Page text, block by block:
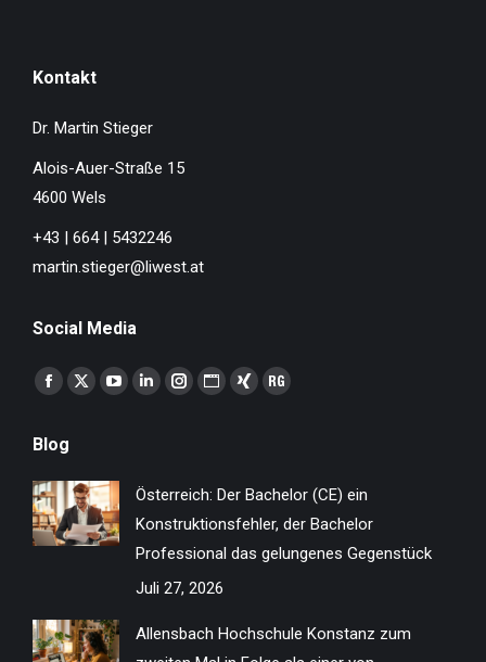
Kontakt
Dr. Martin Stieger
Alois-Auer-Straße 15
4600 Wels
+43 | 664 | 5432246
martin.stieger@liwest.at
Social Media
Finden Sie uns auf:
Facebook
opens
in
new
window
X
in
new
window
YouTube
in
new
window
Linkedin
new
window
Instagram
new
window
Website
new
window
XING
new
window
ResearchGate
new
window
Blog
Österreich: Der Bachelor (CE) ein
Konstruktionsfehler, der Bachelor
Professional das gelungenes Gegenstück
Juli 27, 2026
Allensbach Hochschule Konstanz zum